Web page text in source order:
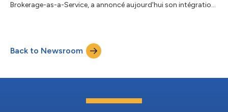
Brokerage-as-a-Service, a annoncé aujourd'hui son intégration
indépendants institutionnels peuvent se connecter à la
plateforme DriveWealth et bénéficier d'une rationalisation des
transactions, d'une réduction...
Back to Newsroom